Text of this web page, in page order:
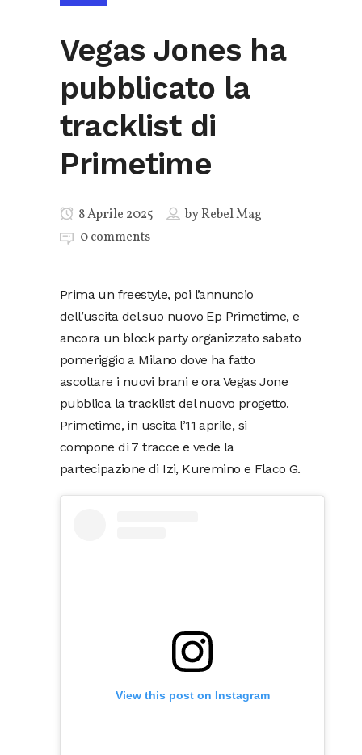
Vegas Jones ha
pubblicato la
tracklist di
Primetime
8 Aprile 2025 byRebel Mag
0 comments
Prima un freestyle, poi l’annuncio
dell’uscita del suo nuovo Ep Primetime, e
ancora un block party organizzato sabato
pomeriggio a Milano dove ha fatto
ascoltare i nuovi brani e ora Vegas Jone
pubblica la tracklist del nuovo progetto.
Primetime, in uscita l’11 aprile, si
compone di 7 tracce e vede la
partecipazione di Izi, Kuremino e Flaco G.
View this post on Instagram